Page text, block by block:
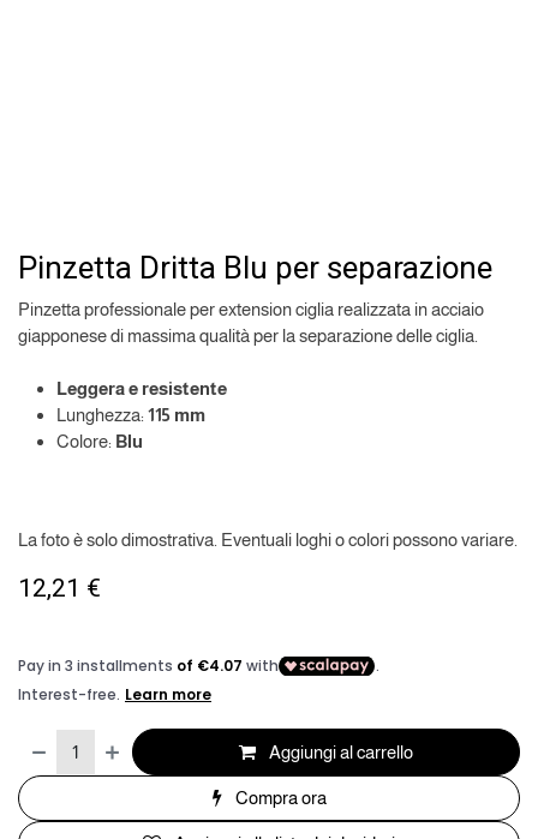
Pinzetta Dritta Blu per separazione
Pinzetta professionale per extension ciglia realizzata in acciaio
giapponese di massima qualità per la separazione delle ciglia.
Leggerae resistente
Lunghezza: 115 mm
Colore: Blu
La foto è solo dimostrativa. Eventuali loghi o colori possono variare.
12,21 €
Aggiungi al carrello
Compra ora